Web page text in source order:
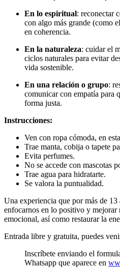
En lo espiritual: reconectar
con algo más grande (como
en coherencia.
En la naturaleza: cuidar el
ciclos naturales para evitar
vida sostenible.
En una relación o grupo:
comunicar con empatía para
forma justa.
Instrucciones:
Ven con ropa cómoda, en
Trae manta, cobija o tapete
Evita perfumes.
No se accede con mascotas
Trae agua para hidratarte.
Se valora la puntualidad.
Una experiencia que por más de
enfocarnos en lo positivo y mejorar
emocional, así como restaurar la
Entrada libre y gratuita, puedes
Inscríbete enviando el
Whatsapp que aparece en